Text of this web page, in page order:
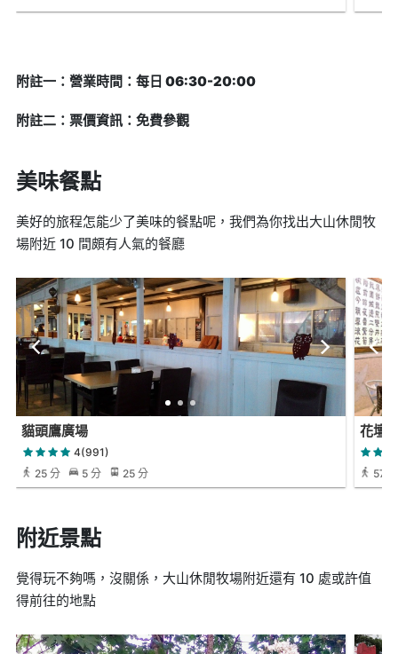
附註一：營業時間：每日 06:30-20:00
附註二：票價資訊：免費參觀
美味餐點
美好的旅程怎能少了美味的餐點呢，我們為你找出大山休閒牧
場附近 10 間頗有人氣的餐廳
貓頭鷹廣場
4(991)
25 分
5 分 25 分
花壇
57 分
附近景點
覺得玩不夠嗎，沒關係，大山休閒牧場附近還有 10 處或許值
得前往的地點